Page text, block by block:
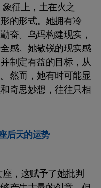
征上，土在火之
的形式。她拥有冷
奋。乌玛构建现实，
感。她敏锐的现实感
制定有益的目标，从
然而，她有时可能显
奇思妙想，往往只相
后天的运势
，这赋予了她批判